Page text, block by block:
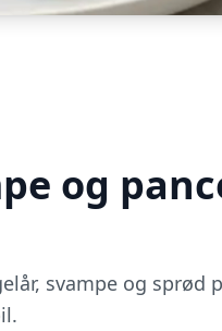
og
svampe og sprød